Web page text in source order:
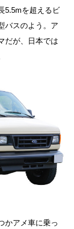
5.5mを超えるビ
バスのよう。ア
だが、日本では
かアメ車に乗っ